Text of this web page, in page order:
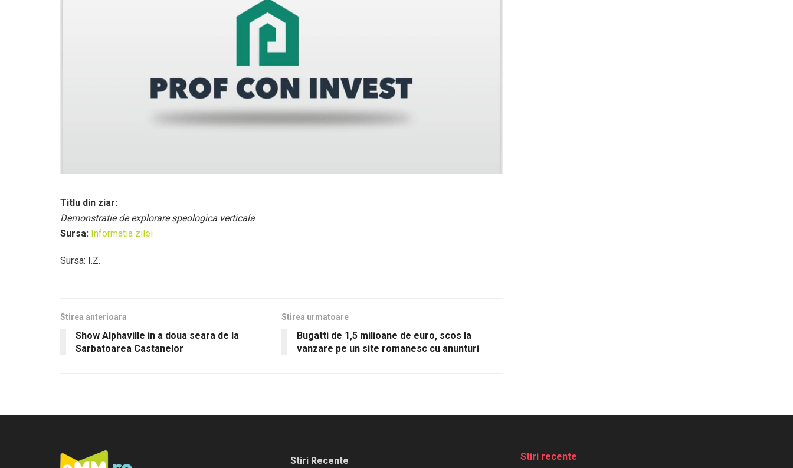
Titlu din ziar:
Demonstratie de explorare speologica verticala
Sursa: Informatia zilei
Sursa: I.Z.
Stirea anterioara
Show Alphaville in a doua seara de la
Sarbatoarea Castanelor
Stirea urmatoare
Bugatti de 1,5 milioane de euro, scos la
vanzare pe un site romanesc cu anunturi
Stiri Recente Stiri recente